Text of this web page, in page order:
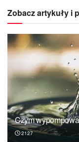
Zobacz artykuły i
Czym
2127